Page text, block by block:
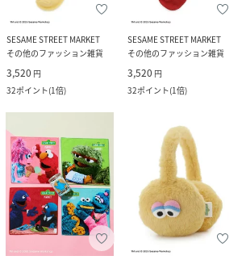
SESAME STREET MARKET
その他のファッション雑貨
3,520 円
32ポイント(1倍)
SESAME STREET MARKET
その他のファッション雑貨
3,520 円
32ポイント(1倍)